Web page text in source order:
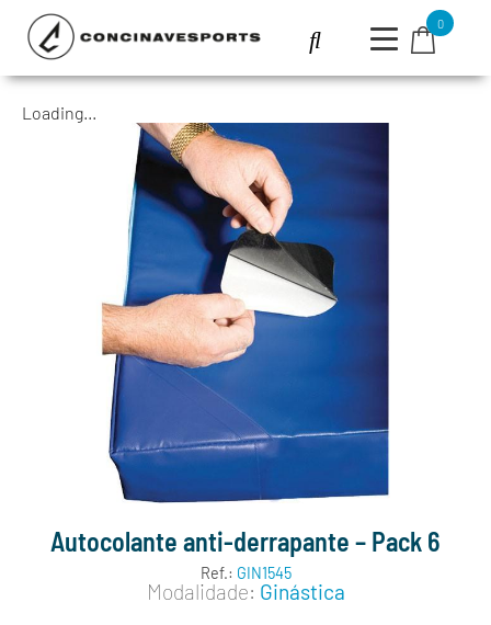
0
Loading...
Autocolante anti-derrapante – Pack 6
Ref.: GIN1545
Modalidade: Ginástica